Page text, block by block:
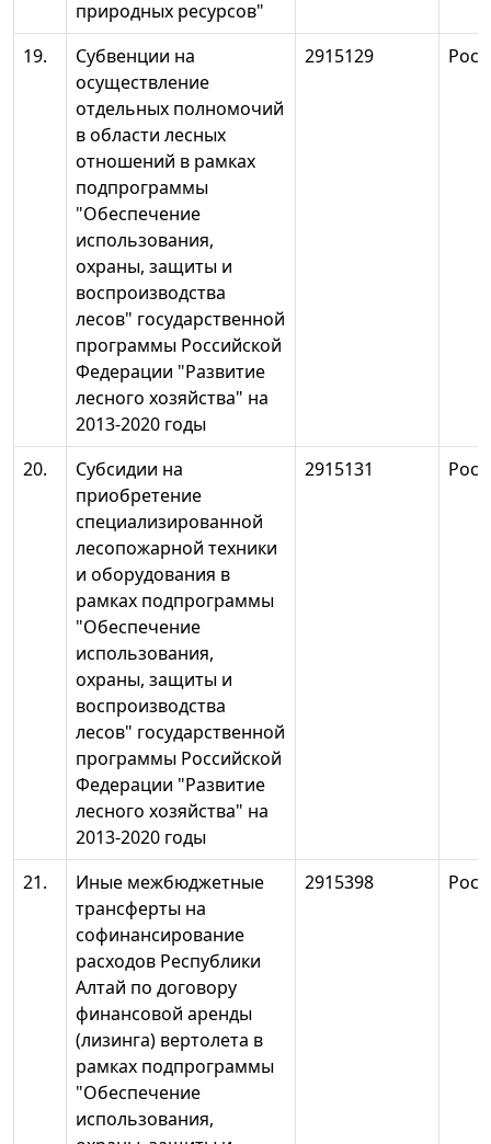
природных ресурсов"
19.
Субвенции на
осуществление
отдельных полномочий
в области лесных
отношений в рамках
подпрограммы
"Обеспечение
использования,
охраны, защиты и
воспроизводства
лесов" государственной
программы Российской
Федерации "Развитие
лесного хозяйства" на
2013-2020 годы
2915129
20.
Субсидии на
приобретение
специализированной
лесопожарной техники
и оборудования в
рамках подпрограммы
"Обеспечение
использования,
охраны, защиты и
воспроизводства
лесов" государственной
программы Российской
Федерации "Развитие
лесного хозяйства" на
2013-2020 годы
2915131
21.
Иные межбюджетные
трансферты на
софинансирование
расходов Республики
Алтай по договору
финансовой аренды
(лизинга) вертолета в
рамках подпрограммы
"Обеспечение
использования,
2915398